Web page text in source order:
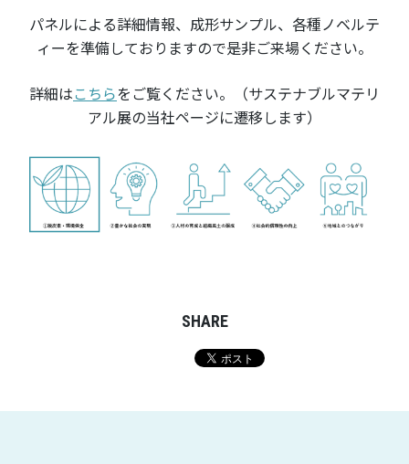
パネルによる詳細情報、成形サンプル、各種ノベルテ
ィーを準備しておりますので是非ご来場ください。
詳細は こちらをご覧ください。（サステナブルマテリ
アル展の当社ページに遷移します）
SHARE